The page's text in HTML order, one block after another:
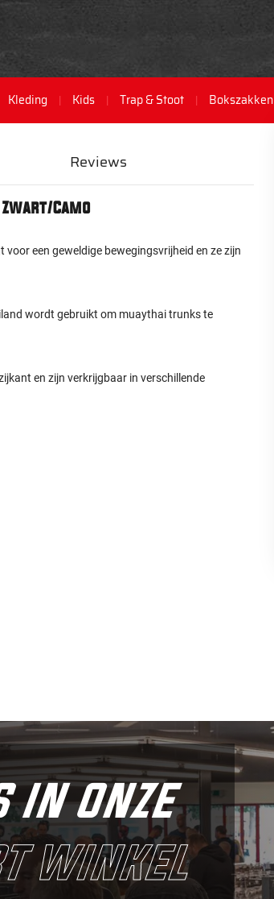
Kleding Kids Trap & Stoot Bokszakken
Camo
een geweldige bewegingsvrijheid en ze zijn
wordt gebruikt om muaythai trunks te
en zijn verkrijgbaar in verschillende
Reviews
in onze
winkel